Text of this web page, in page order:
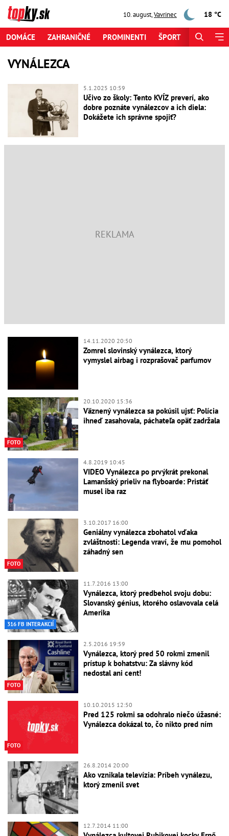
10. august,Vavrinec 18 °C
DOMÁCE ZAHRANIČNÉ PROMINENTI ŠPORT
VYNÁLEZCA
5.1.2025 10:59
Učivo zo školy: Tento KVÍZ preverí, ako
dobre poznáte vynálezcov a ich diela:
Dokážete ich správne spojiť?
14.11.2020 20:50
Zomrel slovinský vynálezca, ktorý
vymyslel airbag i rozprašovač parfumov
FOTO
20.10.2020 15:36
Väznený vynálezca sa pokúsil ujsť: Polícia
ihneď zasahovala, páchateľa opäť zadržala
4.8.2019 10:45
VIDEO Vynálezca po prvýkrát prekonal
Lamanšský prieliv na flyboarde: Pristáť
musel iba raz
FOTO
3.10.2017 16:00
Geniálny vynálezca zbohatol vďaka
zvláštnosti: Legenda vraví, že mu pomohol
záhadný sen
316 FB INTERAKCIÍ
11.7.2016 13:00
Vynálezca, ktorý predbehol svoju dobu:
Slovanský génius, ktorého oslavovala celá
Amerika
FOTO
2.5.2016 19:59
Vynálezca, ktorý pred 50 rokmi zmenil
prístup k bohatstvu: Za slávny kód
nedostal ani cent!
FOTO
10.10.2015 12:50
Pred 125 rokmi sa odohralo niečo úžasné:
Vynálezca dokázal to, čo nikto pred ním
26.8.2014 20:00
Ako vznikala televízia: Príbeh vynálezu,
ktorý zmenil svet
12.7.2014 11:00